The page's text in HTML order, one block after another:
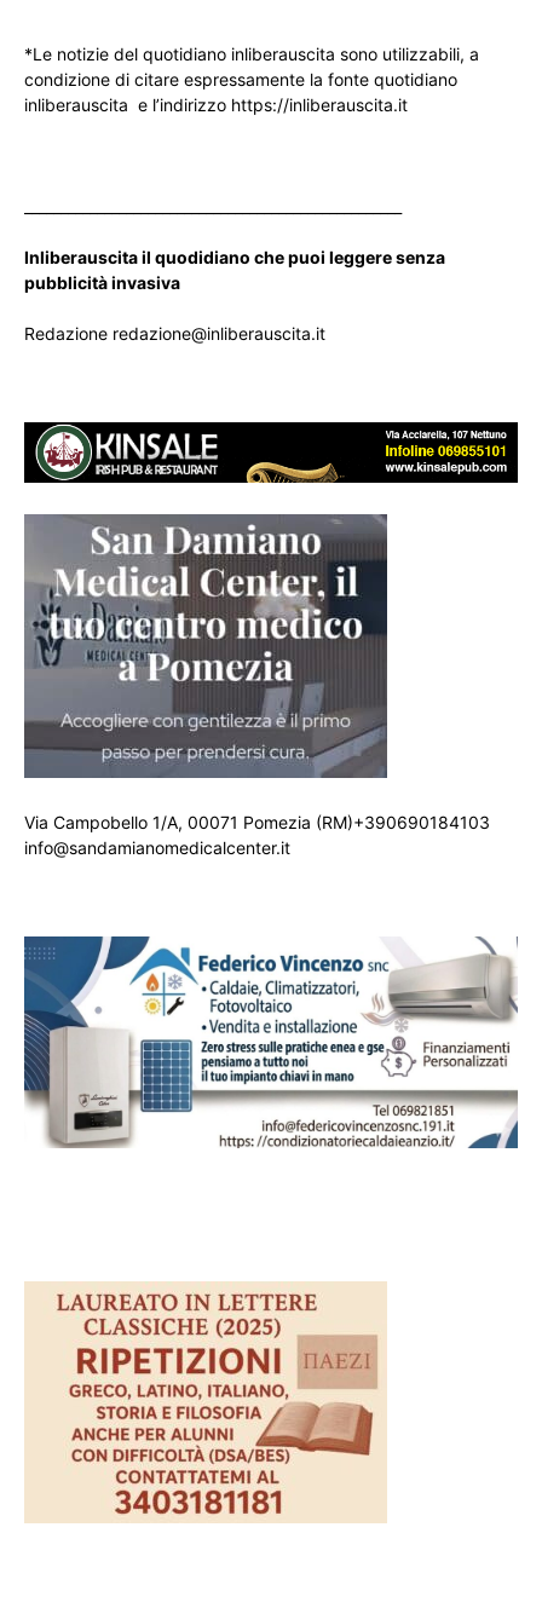
*Le notizie del quotidiano inliberauscita sono utilizzabili, a
condizione di citare espressamente la fonte quotidiano
inliberauscita e l’indirizzo https://inliberauscita.it
Inliberauscita il quodidiano che puoi leggere senza
pubblicità invasiva
Redazione redazione@inliberauscita.it
Via Campobello 1/A, 00071 Pomezia (RM)+390690184103
info@sandamianomedicalcenter.it